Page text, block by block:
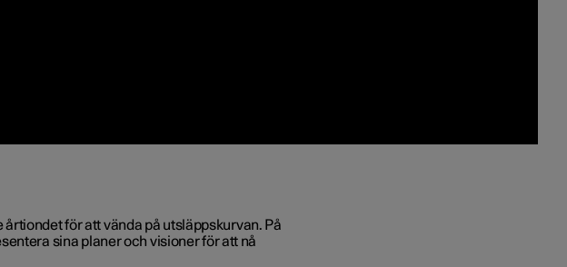
årtiondet för att vända på utsläppskurvan. På
sina planer och visioner för att nå